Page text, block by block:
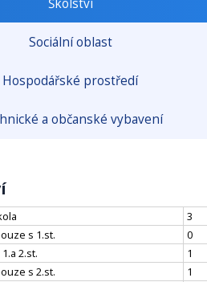
Školství
Sociální oblast
Hospodářské prostředí
a občanské vybavení
3
s 1.st.
0
2.st.
1
s 2.st.
1